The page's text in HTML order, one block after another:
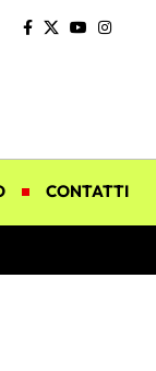
CONTATTI